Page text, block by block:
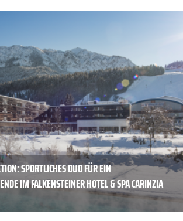
SPORTLICHES DUO FÜR EIN
IM FALKENSTEINER HOTEL & SPA CARINZIA